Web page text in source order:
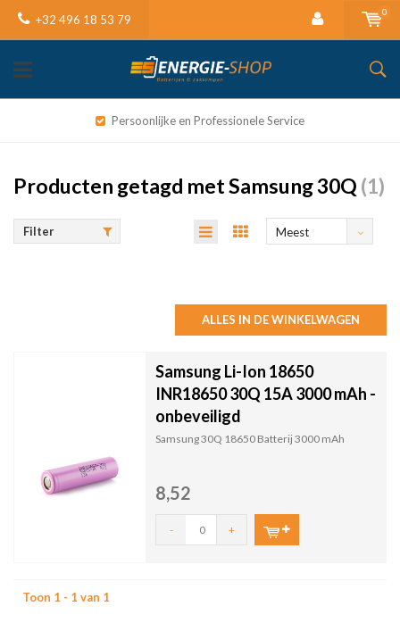
+32 496 18 53 79
0
Persoonlijke en Professionele Service
Producten getagd met Samsung 30Q (1)
Filter
Meest
ALLES IN DE WINKELWAGEN
Samsung Li-Ion 18650
INR18650 30Q 15A 3000 mAh -
onbeveiligd
Samsung 30Q 18650 Batterij 3000 mAh
8,52
- +
Toon 1 - 1 van 1